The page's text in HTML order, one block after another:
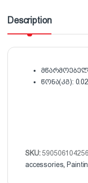
Description
წონა(კგ): 0.02
SKU:
accessories,